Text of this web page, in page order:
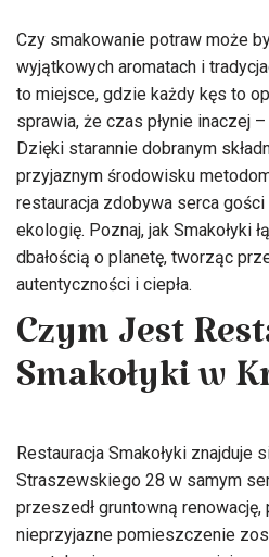
Czy smakowanie potraw może
wyjątkowych aromatach i
to miejsce, gdzie każdy kęs to
sprawia, że czas płynie inaczej
Dzięki starannie dobranym
przyjaznym środowisku
restauracja zdobywa serca
ekologię. Poznaj, jak Smakołyki
dbałością o planetę, tworząc
autentyczności i ciepła.
Czym Jest
Smakołyki w
Restauracja Smakołyki znajduje
Straszewskiego 28 w samym
przeszedł gruntowną
nieprzyjazne pomieszczenie